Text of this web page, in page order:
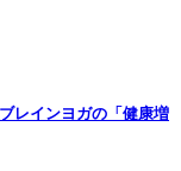
レインヨガの「健康増